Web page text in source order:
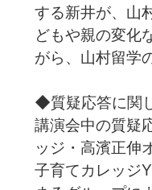
する新井が、山
どもや親の変化
がら、山村留学
◆質疑応答に関
講演会中の質疑
ッジ・高濱正伸
子育てカレッジ